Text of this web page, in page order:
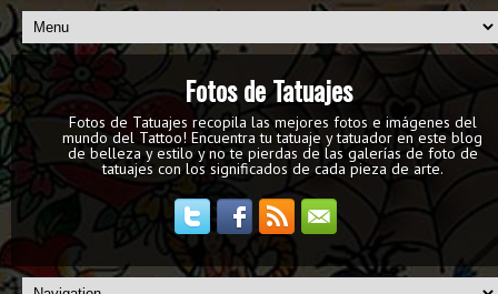
Fotos de Tatuajes
Fotos de Tatuajes recopila las mejores fotos e imágenes del
mundo del Tattoo! Encuentra tu tatuaje y tatuador en este blog
de belleza y estilo y no te pierdas de las galerías de foto de
tatuajes con los significados de cada pieza de arte.